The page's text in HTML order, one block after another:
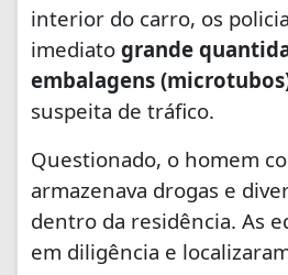
interior do carro, os
imediato grande
embalagens
suspeita de tráfico.
Questionado, o homem
armazenava drogas e
dentro da residência. As
em diligência e